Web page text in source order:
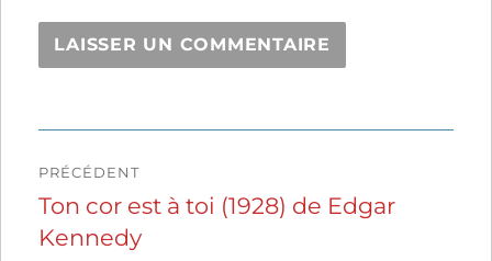
de
l’article
PRÉCÉDENT
Publication
précédente :
Ton cor est à toi (1928) de Edgar
Kennedy